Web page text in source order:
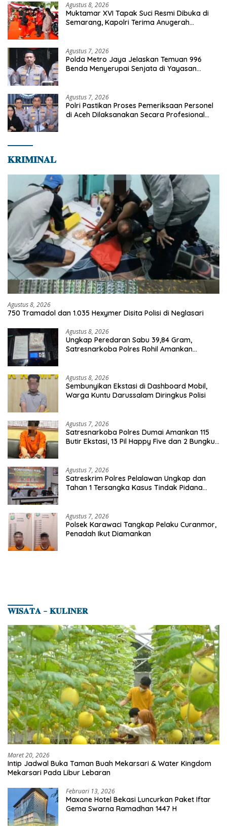
Agustus 8, 2026
Muktamar XVI Tapak Suci Resmi Dibuka di
Semarang, Kapolri Terima Anugerah
Agustus 7, 2026
Polda Metro Jaya Jelaskan Temuan 996
Benda Menyerupai Senjata di Yayasan
Agustus 7, 2026
Polri Pastikan Proses Pemeriksaan Personel
di Aceh Dilaksanakan Secara Profesional
𝐊𝐑𝐈𝐌𝐈𝐍𝐀𝐋
Agustus 8, 2026
750 Tramadol dan 1.035 Hexymer Disita Polisi di Neglasari
Agustus 8, 2026
Ungkap Peredaran Sabu 39,84 Gram,
Satresnarkoba Polres Rohil Amankan
Agustus 8, 2026
Sembunyikan Ekstasi di Dashboard Mobil,
Warga Kuntu Darussalam Diringkus Polisi
Agustus 7, 2026
Satresnarkoba Polres Dumai Amankan 115
Butir Ekstasi, 13 Pil Happy Five dan 2 Bungkus
Agustus 7, 2026
Satreskrim Polres Pelalawan Ungkap dan
Tahan 1 Tersangka Kasus Tindak Pidana
Agustus 7, 2026
Polsek Karawaci Tangkap Pelaku Curanmor,
Penadah Ikut Diamankan
𝐖𝐈𝐒𝐀𝐓𝐀 – 𝐊𝐔𝐋𝐈𝐍𝐄𝐑
Maret 20, 2026
Intip Jadwal Buka Taman Buah Mekarsari & Water Kingdom
Mekarsari Pada Libur Lebaran
Februari 13, 2026
Maxone Hotel Bekasi Luncurkan Paket Iftar
Gema Swarna Ramadhan 1447 H